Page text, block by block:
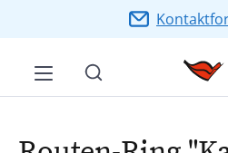
Zum Hauptinhalt springen